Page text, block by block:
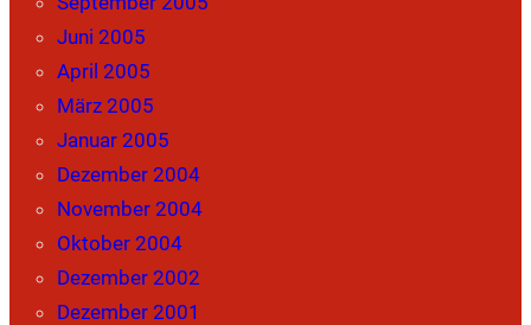
Juni 2005
April 2005
März 2005
Januar 2005
Dezember 2004
November 2004
Oktober 2004
Dezember 2002
Dezember 2001